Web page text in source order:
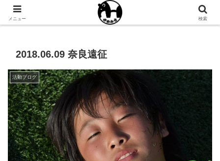
NPO法人ゆめみるオフィシャルサイト
2018.06.09 奈良遠征
活動ブログ
メニュー 検索